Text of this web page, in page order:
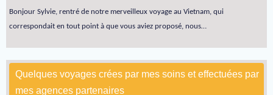
Bonjour Sylvie, rentré de notre merveilleux voyage au Vietnam, qui
correspondait en tout point à que vous aviez proposé, nous…
Quelques voyages crées par mes soins et effectuées par
mes agences partenaires